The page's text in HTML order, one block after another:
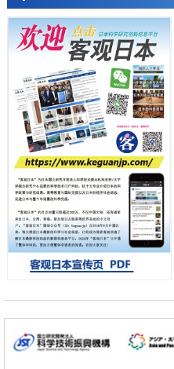
科学研究
产总研无需石油利用松脂制备石墨
科学研究
东京大学和海上保安厅等发现南海
差异
政策
日本第2次医疗研究开发调整费，
日元
科学研究
千叶大学鉴定出导致难治性疾病“肺
会引发血管结构恶化
科学研究
京都大学高效生成光的构成单元“光
科学研究
开发出300亿年仅误差1秒的光晶格
基础设施
经济・社会
科学研究
日本科学未来馆 科学交
流员
小岩井忠道 泷